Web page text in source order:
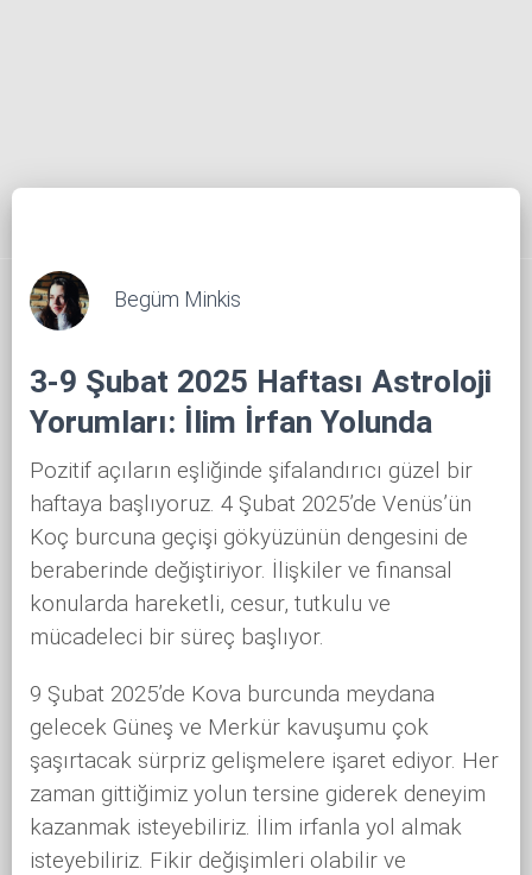
Begüm Minkis
3-9 Şubat 2025 Haftası Astroloji
Yorumları: İlim İrfan Yolunda
Pozitif açıların eşliğinde şifalandırıcı güzel bir
haftaya başlıyoruz. 4 Şubat 2025’de Venüs’ün
Koç burcuna geçişi gökyüzünün dengesini de
beraberinde değiştiriyor. İlişkiler ve finansal
konularda hareketli, cesur, tutkulu ve
mücadeleci bir süreç başlıyor.
9 Şubat 2025’de Kova burcunda meydana
gelecek Güneş ve Merkür kavuşumu çok
şaşırtacak sürpriz gelişmelere işaret ediyor. Her
zaman gittiğimiz yolun tersine giderek deneyim
kazanmak isteyebiliriz. İlim irfanla yol almak
isteyebiliriz. Fikir değişimleri olabilir ve